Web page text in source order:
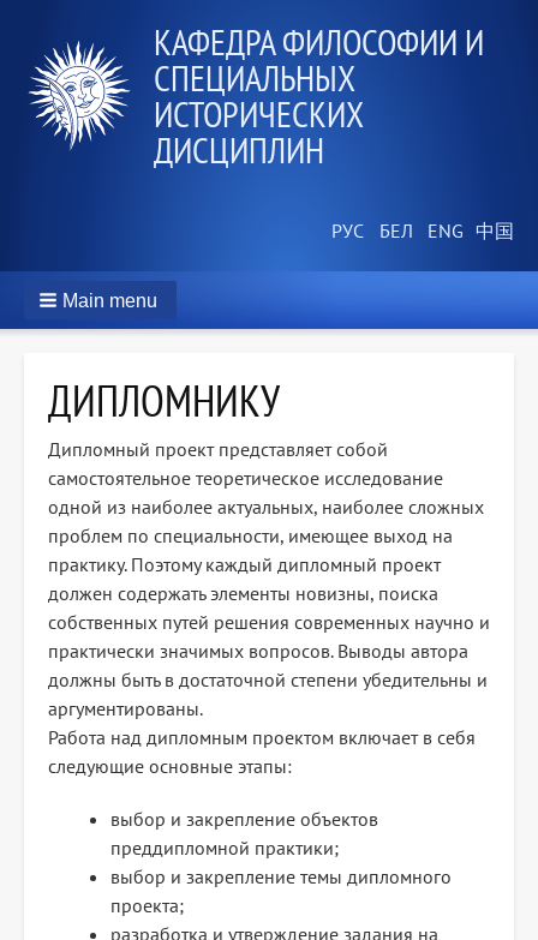
КАФЕДРА ФИЛОСОФИИ И
СПЕЦИАЛЬНЫХ
ИСТОРИЧЕСКИХ
ДИСЦИПЛИН
Main menu
ДИПЛОМНИКУ
Дипломный проект представляет собой
самостоятельное теоретическое исследование
одной из наиболее актуальных, наиболее сложных
проблем по специальности, имеющее выход на
практику. Поэтому каждый дипломный проект
должен содержать элементы новизны, поиска
собственных путей решения современных научно и
практически значимых вопросов. Выводы автора
должны быть в достаточной степени убедительны и
аргументированы.
Работа над дипломным проектом включает в себя
следующие основные этапы:
выбор и закрепление объектов
преддипломной практики;
выбор и закрепление темы дипломного
проекта;
разработка и утверждение задания на